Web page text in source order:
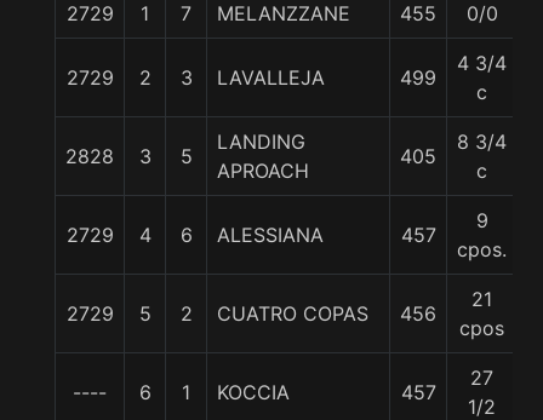
2729 1 7 MELANZZANE 455 0/0
2729 2 3 LAVALLEJA 499
4 3/4
c
2828 3 5
LANDING
APROACH
405
8 3/4
c
2729 4 6 ALESSIANA 457
9
cpos.
2729 5 2 CUATRO COPAS 456
21
cpos
---- 6 1 KOCCIA 457
27
1/2